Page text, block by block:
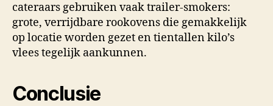
cateraars gebruiken vaak trailer-smokers:
grote, verrijdbare rookovens die gemakkelijk
op locatie worden gezet en tientallen kilo’s
vlees tegelijk aankunnen.
Conclusie